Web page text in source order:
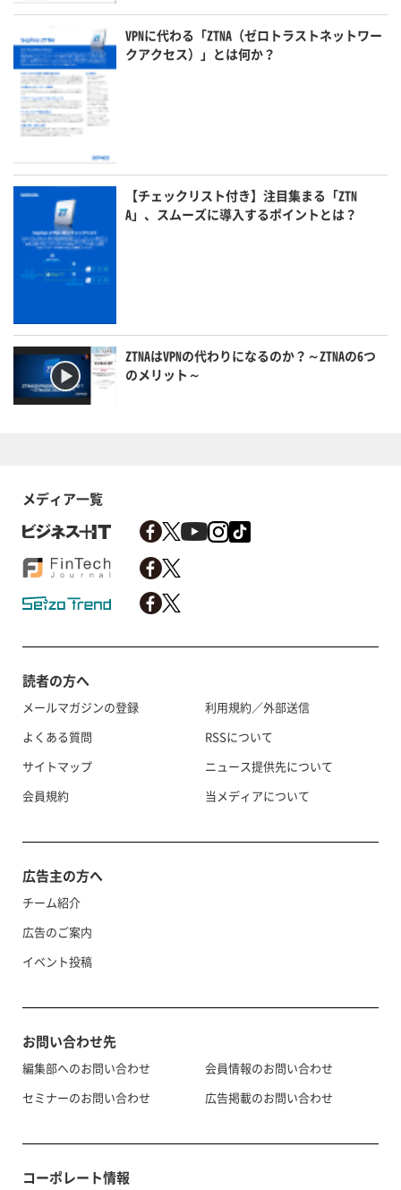
VPNに代わる「ZTNA（ゼロトラストネットワー
クアクセス）」とは何か？
【チェックリスト付き】注目集まる「ZTN
A」、スムーズに導入するポイントとは？
ZTNAはVPNの代わりになるのか？～ZTNAの6つ
のメリット～
メディア一覧
読者の方へ
メールマガジンの登録
よくある質問
サイトマップ
会員規約
利用規約／外部送信
RSSについて
ニュース提供先について
当メディアについて
広告主の方へ
チーム紹介
広告のご案内
イベント投稿
お問い合わせ先
編集部へのお問い合わせ
セミナーのお問い合わせ
会員情報のお問い合わせ
広告掲載のお問い合わせ
コーポレート情報